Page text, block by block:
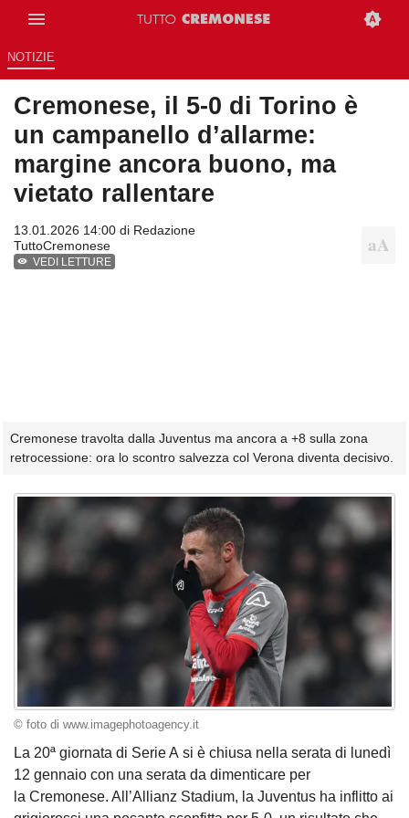
NOTIZIE
Cremonese, il 5-0 di Torino è
un campanello d’allarme:
margine ancora buono, ma
vietato rallentare
13.01.2026 14:00 di Redazione
TuttoCremonese
VEDI LETTURE
Cremonese travolta dalla Juventus ma ancora a +8 sulla zona
retrocessione: ora lo scontro salvezza col Verona diventa decisivo.
© foto di www.imagephotoagency.it
La 20ª giornata di Serie A si è chiusa nella serata di lunedì
12 gennaio con una serata da dimenticare per
la Cremonese. All’Allianz Stadium, la Juventus ha inflitto ai